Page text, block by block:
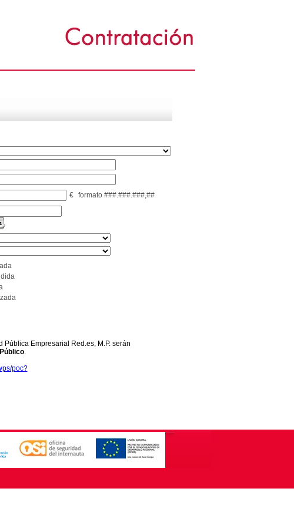
€ formato ###.###.###,##
Empresarial Red.es, M.P. serán
.
poc?